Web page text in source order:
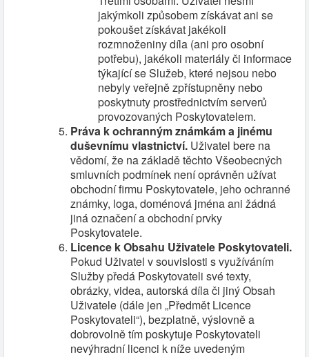
jakýmkoli způsobem získávat ani se
pokoušet získávat jakékoli
rozmnoženiny díla (ani pro osobní
potřebu), jakékoli materiály či informace
týkající se Služeb, které nejsou nebo
nebyly veřejně zpřístupněny nebo
poskytnuty prostřednictvím serverů
provozovaných Poskytovatelem.
Práva k ochranným známkám a jinému
duševnímu vlastnictví. Uživatel bere na
vědomí, že na základě těchto Všeobecných
smluvních podmínek není oprávněn užívat
obchodní firmu Poskytovatele, jeho ochranné
známky, loga, doménová jména ani žádná
jiná označení a obchodní prvky
Poskytovatele.
Licence k Obsahu Uživatele Poskytovateli.
Pokud Uživatel v souvislosti s využíváním
Služby předá Poskytovateli své texty,
obrázky, videa, autorská díla či jiný Obsah
Uživatele (dále jen „Předmět Licence
Poskytovateli“), bezplatně, výslovně a
dobrovolně tím poskytuje Poskytovateli
nevýhradní licenci k níže uvedeným